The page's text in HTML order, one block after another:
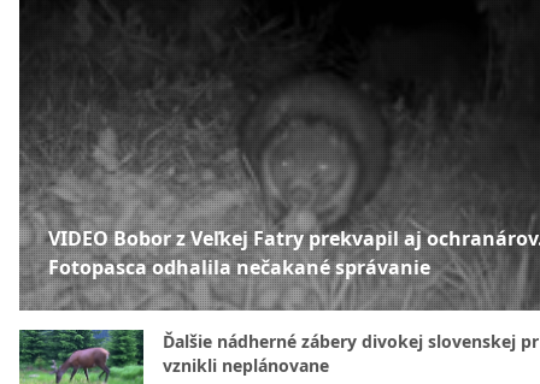
VIDEO Bobor z Veľkej Fatry prekvapil aj
Fotopasca odhalila nečakané správanie
Ďalšie nádherné zábery divokej slovenskej
vznikli neplánovane